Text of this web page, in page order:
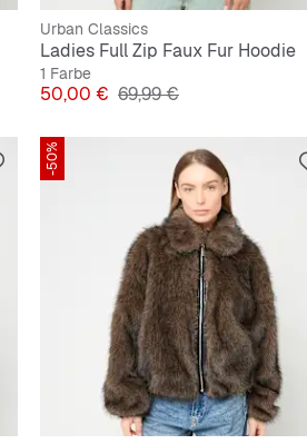
Urban Classics
Ladies Full Zip Faux Fur Hoodie
1 Farbe
Preis
50,00 € Originalpreis
69,99 €
-50%